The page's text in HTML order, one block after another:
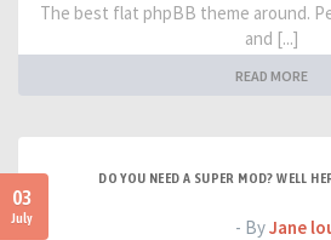
The best flat phpBB theme around.
and [...]
READ MORE
03
July
DO YOU NEED A SUPER MOD? WELL
- ByJane